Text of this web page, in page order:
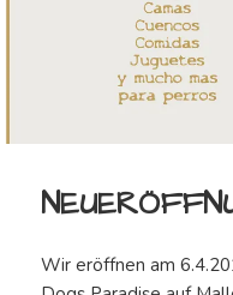
Wir eröffnen am